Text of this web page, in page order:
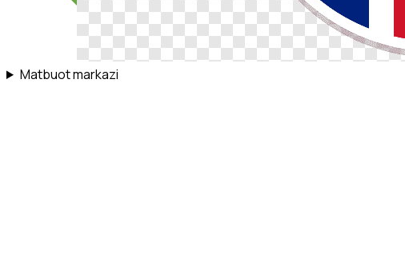
Matbuot markazi